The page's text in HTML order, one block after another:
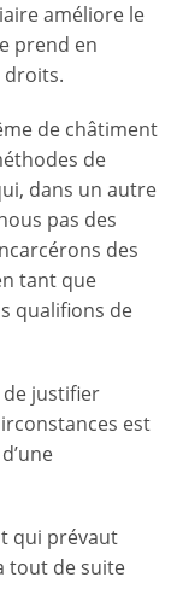
améliore le
prend en
droits.
de châtiment
de
dans un autre
pas des
des
tant que
qualifions de
justifier
est
qui prévaut
tout de suite